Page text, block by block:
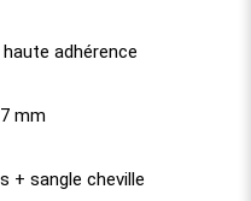
adhérence
mm
+ sangle cheville